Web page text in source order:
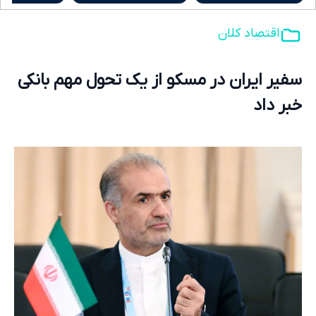
اقتصاد کلان
سفیر ایران در مسکو از یک تحول مهم بانکی
خبر داد